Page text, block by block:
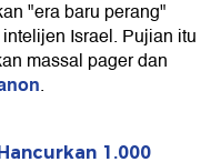
"era baru perang"
Israel. Pujian itu
massal pager dan
.
1.000